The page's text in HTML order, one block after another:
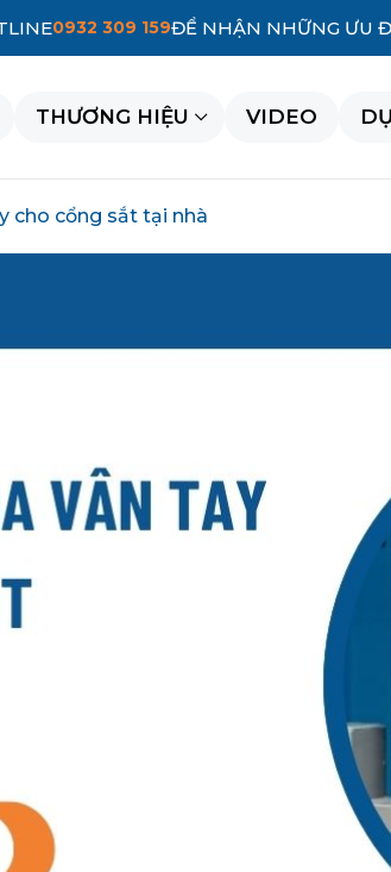
0932 309 159ĐỂ NHẬN NHỮNG ƯU
THƯƠNG HIỆU VIDEO
cho cổng sắt tại nhà